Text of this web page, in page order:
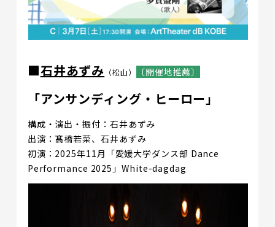
■石井あずみ （松山） 〔開催地推薦〕
「アンサンディング・ヒーロー」
構成・演出・振付：石井あずみ
出演：髙橋若菜、石井あずみ
初演：2025年11月「愛媛大学ダンス部 Dance
Performance 2025」White-dagdag